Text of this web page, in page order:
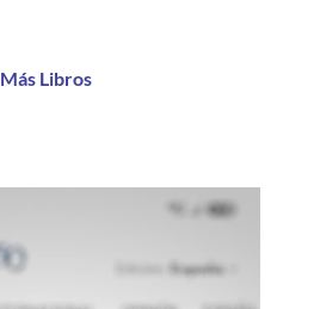
Más Libros